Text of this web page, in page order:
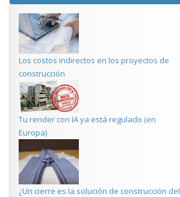
Los costos indirectos en los proyectos de
construcción
Tu render con IA ya está regulado (en
Europa)
¿Un cierre es la solución de construcción del